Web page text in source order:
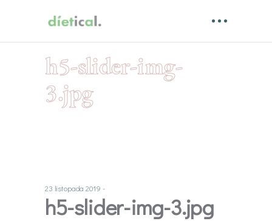
h5-slider-img-
3.jpg
23 listopada 2019
h5-slider-img-3.jpg